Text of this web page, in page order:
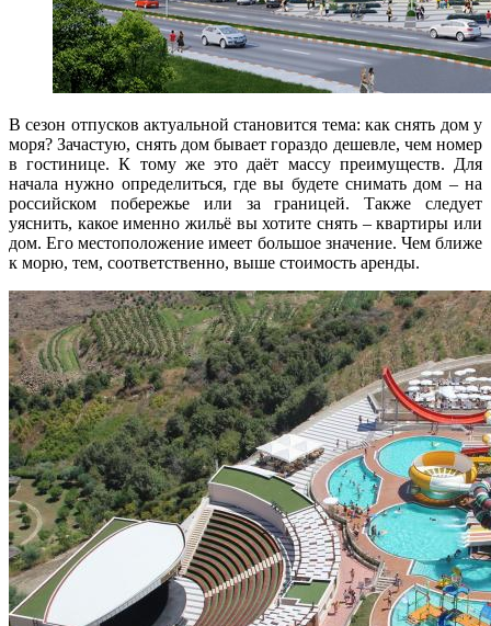
В сезон отпусков актуальной становится тема: как снять дом у
моря? Зачастую, снять дом бывает гораздо дешевле, чем номер
в гостинице. К тому же это даёт массу преимуществ. Для
начала нужно определиться, где вы будете снимать дом – на
российском побережье или за границей. Также следует
уяснить, какое именно жильё вы хотите снять – квартиры или
дом. Его местоположение имеет большое значение. Чем ближе
к морю, тем, соответственно, выше стоимость аренды.